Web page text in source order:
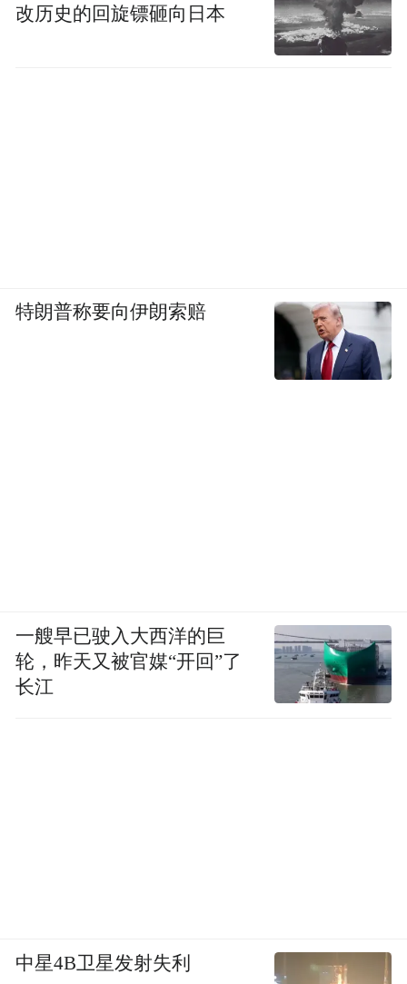
改历史的回旋镖砸向日本
特朗普称要向伊朗索赔
一艘早已驶入大西洋的巨
轮，昨天又被官媒“开回”了
长江
中星4B卫星发射失利